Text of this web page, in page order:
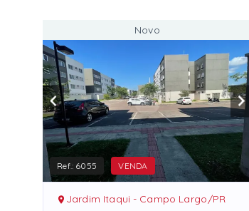
Novo
Ref.: 6055 VENDA
Jardim Itaqui - Campo Largo/PR